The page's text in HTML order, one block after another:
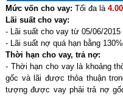
Mức vốn cho vay: Tối đa là 4.0
Lãi suất cho vay:
- Lãi suất cho vay từ 05/06/
- Lãi suất nợ quá hạn bằng
Thời hạn cho vay, trả nợ:
- Thời hạn cho vay là khoảng
gốc và lãi được thỏa thuận
tượng được vay phải trả nợ